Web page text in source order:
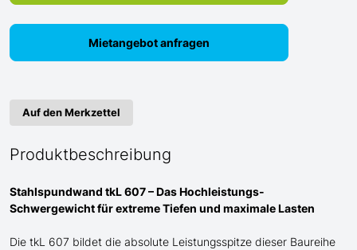
Mietangebot anfragen
Auf den Merkzettel
Produktbeschreibung
Stahlspundwand tkL 607 – Das Hochleistungs-
Schwergewicht für extreme Tiefen und maximale Lasten
Die tkL 607 bildet die absolute Leistungsspitze dieser Baureihe